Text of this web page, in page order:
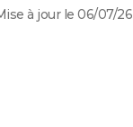
à jour le 06/07/26